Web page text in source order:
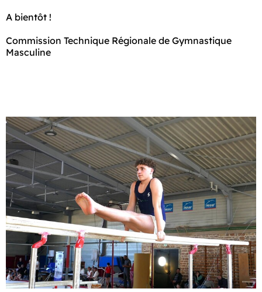
A bientôt !
Commission Technique Régionale de Gymnastique
Masculine